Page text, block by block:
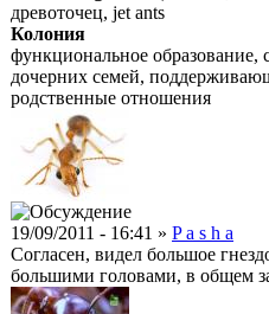
древоточец, jet ants
Колония
функциональное образование,
дочерних семей,
родственные отношения
19/09/2011 - 16:41 » P a s h a
Согласен, видел большое
большими головами, в общем